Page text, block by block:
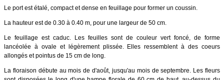
Le port est étalé, compact et dense en feuillage pour former un coussin.
La hauteur est de 0.30 à 0.40 m, pour une largeur de 50 cm.
Le feuillage est caduc. Les feuilles sont de couleur vert foncé, de forme
lancéolée à ovale et légèrement plissée. Elles ressemblent à des coeurs
allongés et pointus de 15 cm de long.
La floraison débute au mois de d'août, jusqu'au mois de septembre. Les fleurs